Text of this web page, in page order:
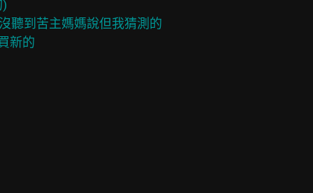
聽到苦主媽媽說但我猜測的
新的